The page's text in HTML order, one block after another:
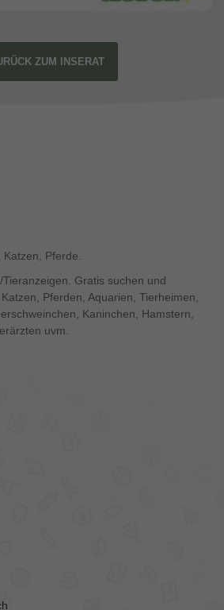
ZUM INSERAT
Pferde.
Gratis suchen und
Pferden, Aquarien, Tierheimen,
Kaninchen, Hamstern,
uvm.